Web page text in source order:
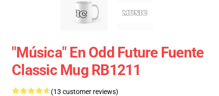
"Música" En Odd Future Fuente
Classic Mug RB1211
(13 customer reviews)